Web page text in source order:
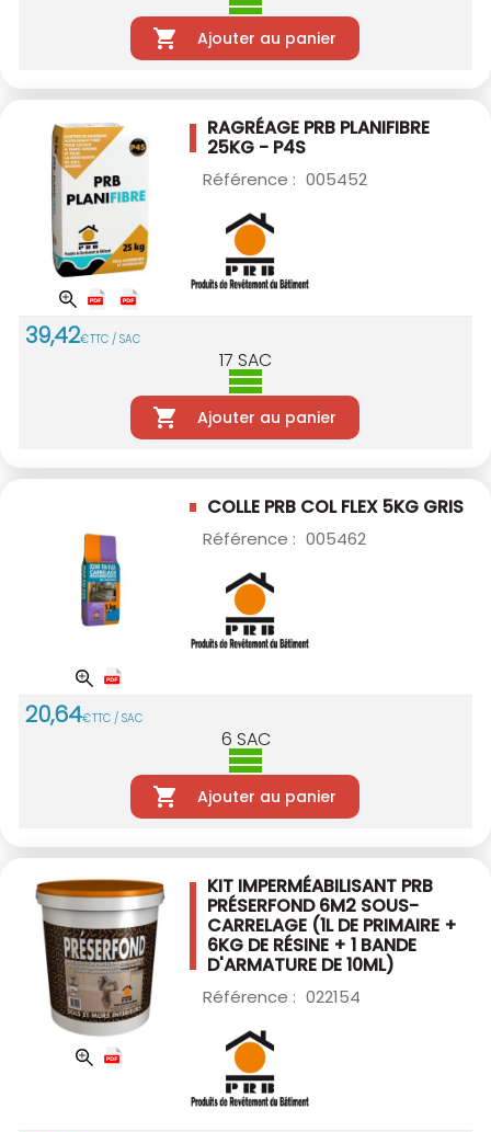
Ajouter au panier
RAGRÉAGE PRB PLANIFIBRE
25KG - P4S
Référence : 005452
39,42€TTC / SAC
17 SAC
Ajouter au panier
COLLE PRB COL FLEX 5KG GRIS
Référence : 005462
20,64€TTC / SAC
6 SAC
Ajouter au panier
KIT IMPERMÉABILISANT PRB
PRÉSERFOND 6M2 SOUS-
CARRELAGE (1L DE PRIMAIRE +
6KG DE RÉSINE + 1 BANDE
D'ARMATURE DE 10ML)
Référence : 022154